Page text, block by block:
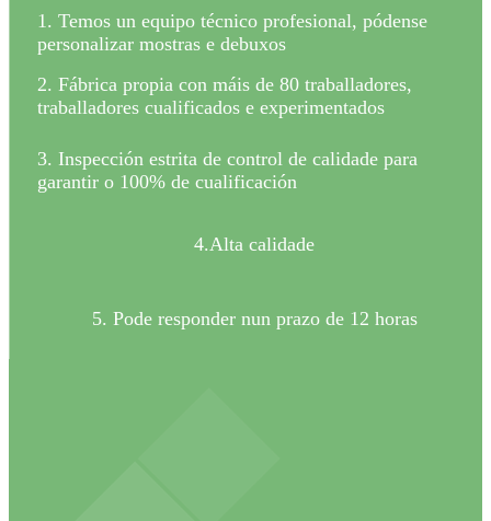
1. Temos un equipo técnico profesional, pódense
personalizar mostras e debuxos
2. Fábrica propia con máis de 80 traballadores,
traballadores cualificados e experimentados
3. Inspección estrita de control de calidade para
garantir o 100% de cualificación
4.Alta calidade
5. Pode responder nun prazo de 12 horas